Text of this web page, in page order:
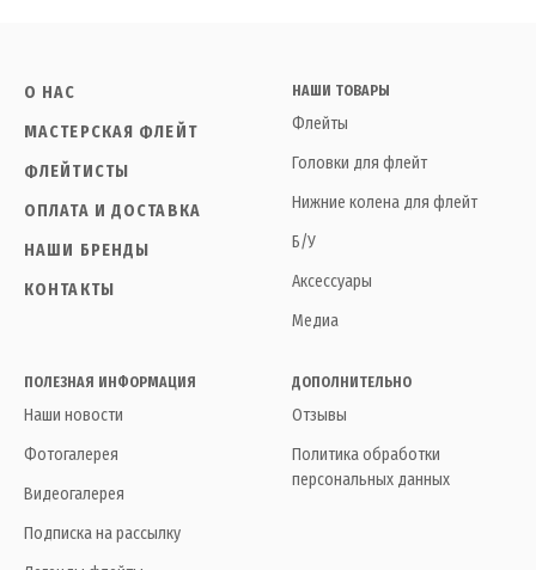
О НАС
МАСТЕРСКАЯ ФЛЕЙТ
ФЛЕЙТИСТЫ
ОПЛАТА И ДОСТАВКА
НАШИ БРЕНДЫ
КОНТАКТЫ
НАШИ ТОВАРЫ
Флейты
Головки для флейт
Нижние колена для флейт
Б/У
Аксессуары
Медиа
ПОЛЕЗНАЯ ИНФОРМАЦИЯ
Наши новости
Фотогалерея
Видеогалерея
Подписка на рассылку
ДОПОЛНИТЕЛЬНО
Отзывы
Политика обработки
персональных данных